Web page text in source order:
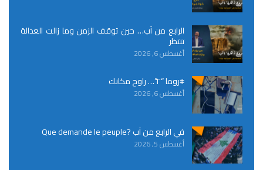
الرابع من آب… حين توقف الزمن وما زالت العدالة
تنتظر
أغسطس 6, 2026
#روما “٢”… راوح مكانك
أغسطس 6, 2026
في الرابع من آب ?Que demande le peuple
أغسطس 5, 2026